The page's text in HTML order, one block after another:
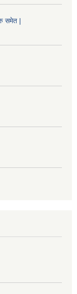
समेत |